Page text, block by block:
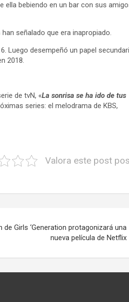
ella bebiendo en un bar con sus
señalado que era inapropiado.
Luego desempeñó un papel
2018.
de tvN, «La sonrisa se ha ido de tus
series: el melodrama de KBS,
Valora este post
de Girls ‘Generation protagonizará una
nueva película de Netflix